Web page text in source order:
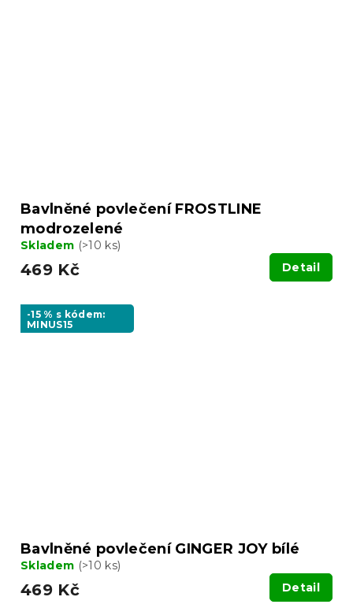
Bavlněné povlečení FROSTLINE
modrozelené
Skladem (>10 ks)
469 Kč Detail
-15 % s kódem:
MINUS15
Bavlněné povlečení GINGER JOY bílé
Skladem (>10 ks)
469 Kč Detail